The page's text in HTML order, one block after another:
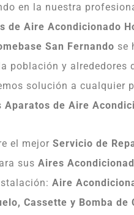
en la nuestra
de Aire Acondicionado
San Fernando se
población y alrededores
solución a cualquier
Aparatos de Aire
el mejor Servicio de
sus Aires
Aire
Cassette y Bomba de